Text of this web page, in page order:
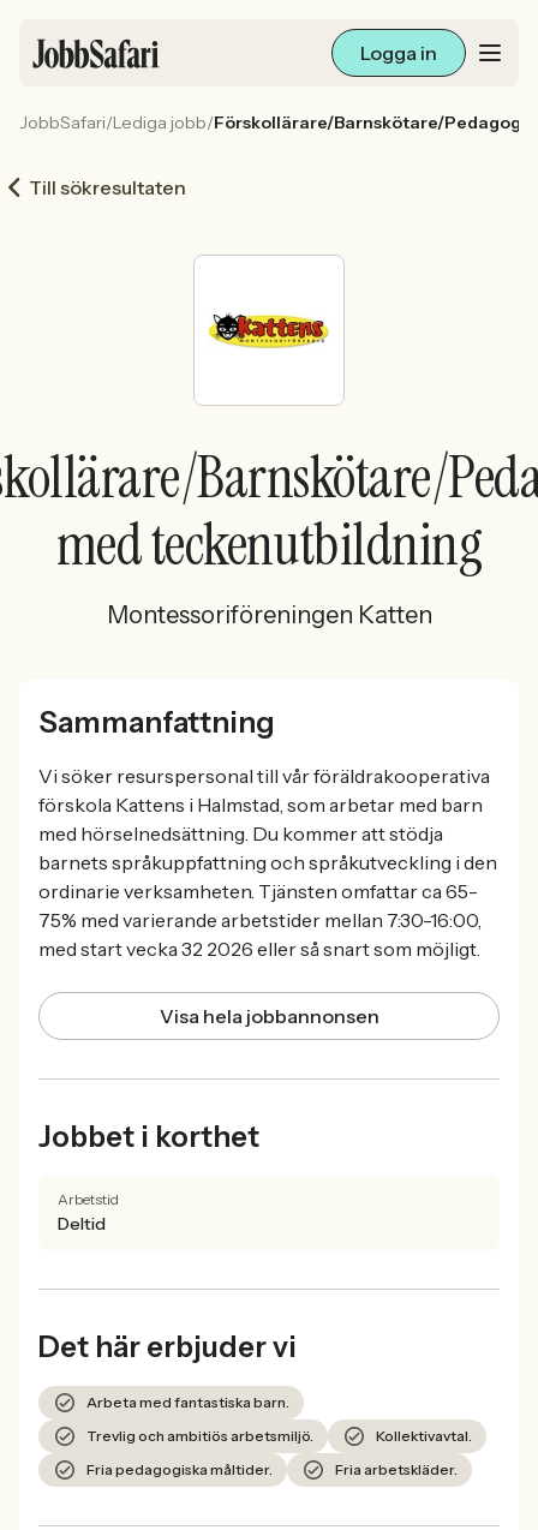
Logga in
Arbetsliv och karriär
För arbetsgivare
Sök med AI
Ny här? Skapa konto
JobbSafari/Lediga jobb/Förskollärare/Barnskötare/Pedagog
Till sökresultaten
Barnskötare/
med teckenutbildning
Montessoriföreningen Katten
Sammanfattning
Vi söker resurspersonal till vår föräldrakooperativa
förskola Kattens i Halmstad, som arbetar med barn
med hörselnedsättning. Du kommer att stödja
barnets språkuppfattning och språkutveckling i den
ordinarie verksamheten. Tjänsten omfattar ca 65-
75% med varierande arbetstider mellan 7:30-16:00,
med start vecka 32 2026 eller så snart som möjligt.
Visa hela jobbannonsen
Jobbet i korthet
Arbetstid
Deltid
Det här erbjuder vi
Arbeta med fantastiska barn.
Trevlig och ambitiös arbetsmiljö.
Kollektivavtal.
Fria pedagogiska måltider.
Fria arbetskläder.